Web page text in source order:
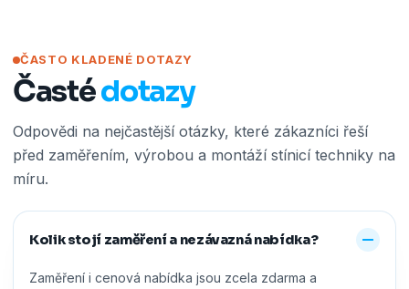
ČASTO KLADENÉ DOTAZY
Častédotazy
Odpovědi na nejčastější otázky, které zákazníci řeší
před zaměřením, výrobou a montáží stínicí techniky na
míru.
Kolik stojí zaměření a nezávazná nabídka?
Zaměření i cenová nabídka jsou zcela zdarma a